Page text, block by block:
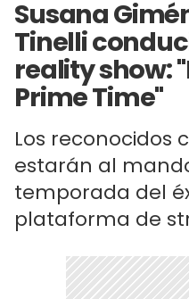
Susana
Tinelli
reality show:
Prime Time"
Los reconocidos
estarán al
temporada del
plataforma de